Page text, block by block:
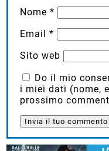
Nome*
Email*
Sito web
Do il mio
i miei dati (nome,
prossimo